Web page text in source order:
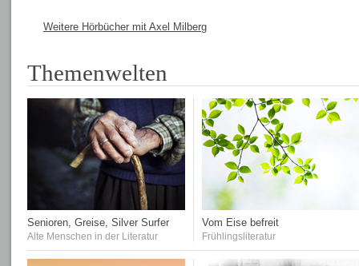
Weitere Hörbücher mit Axel Milberg
Themenwelten
Senioren, Greise, Silver Surfer
Alte Menschen in der Literatur
Vom Eise befreit
Frühlingsliteratur